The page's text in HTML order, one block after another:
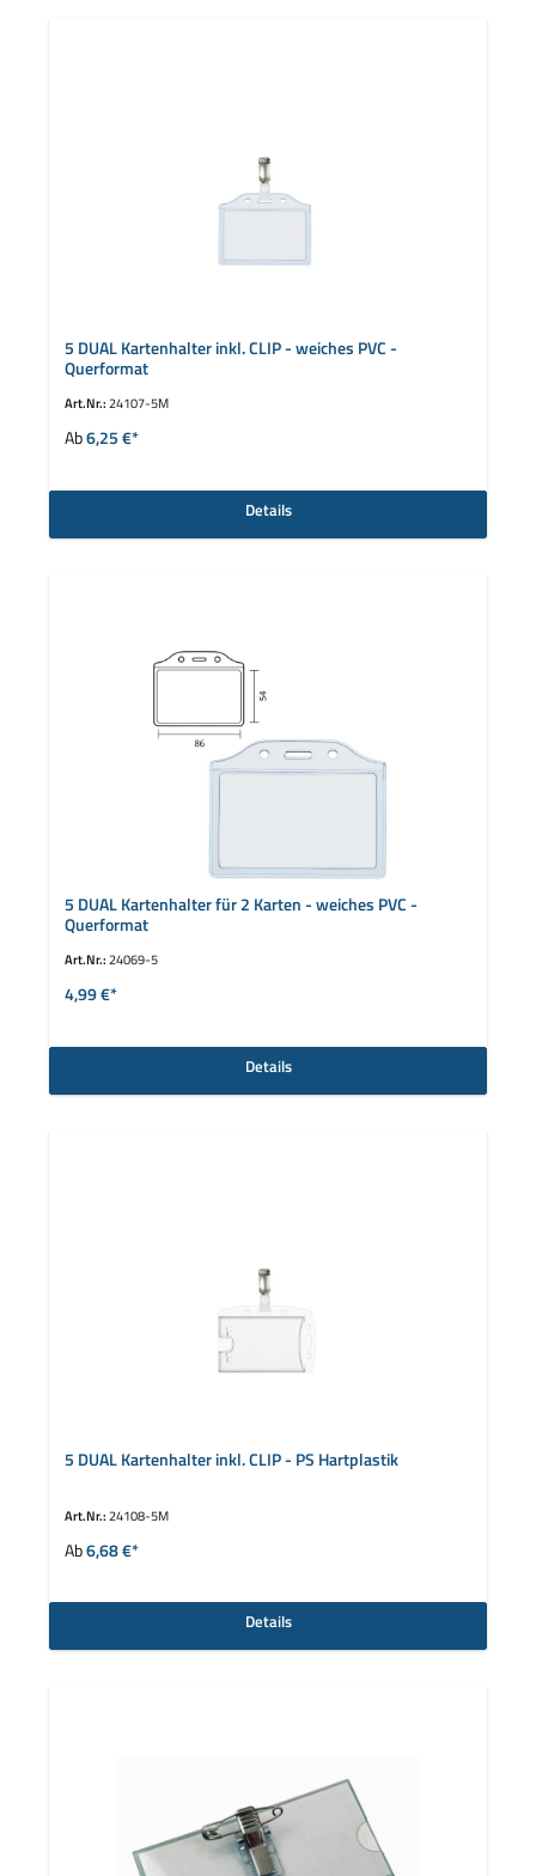
5 DUAL Kartenhalter inkl. CLIP - weiches PVC -
Querformat
Art.Nr.:24107-5M
Ab6,25 €*
Details
5 DUAL Kartenhalter für 2 Karten - weiches PVC -
Querformat
Art.Nr.:24069-5
4,99 €*
Details
5 DUAL Kartenhalter inkl. CLIP - PS Hartplastik
Art.Nr.:24108-5M
Ab6,68 €*
Details